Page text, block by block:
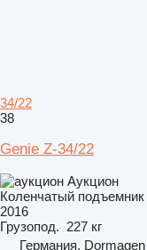
34/22
38
Genie Z-34/22
Аукцион
Коленчатый подъемник
2016
Грузопод. 227 кг
Германия, Dormagen